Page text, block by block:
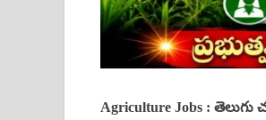
Agriculture Jobs : తెలుగు